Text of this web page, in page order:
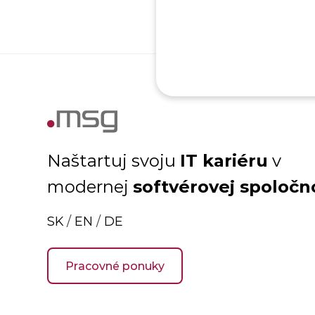
Naštartuj svoju IT kariéru v
modernejsoftvérovej
SK / EN / DE
Pracovné ponuky